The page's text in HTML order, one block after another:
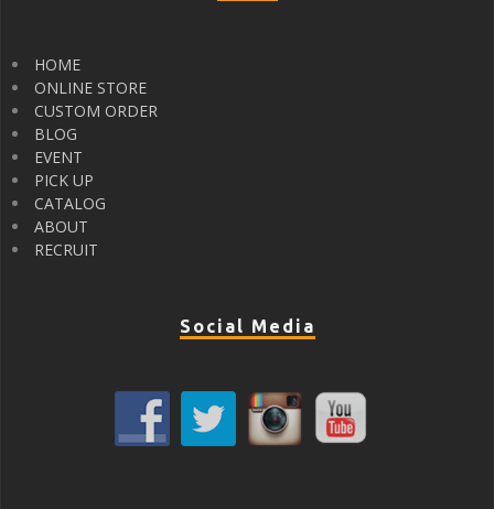
HOME
ONLINE STORE
CUSTOM ORDER
BLOG
EVENT
PICK UP
CATALOG
ABOUT
RECRUIT
Social Media